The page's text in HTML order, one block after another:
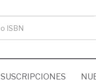
SUSCRIPCIONES